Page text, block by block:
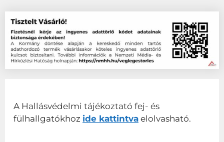
A Hallásvédelmi tájékoztató fej- és
fülhallgatókhoz ide kattintva elolvasható.